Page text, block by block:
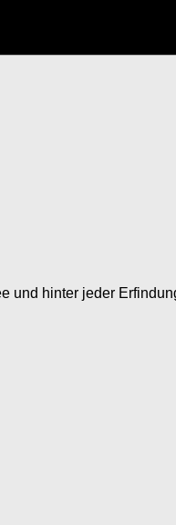
und hinter jeder